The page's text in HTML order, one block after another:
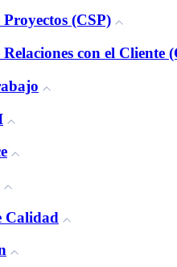
Proyectos (CSP)
Relaciones con el Cliente
Calidad